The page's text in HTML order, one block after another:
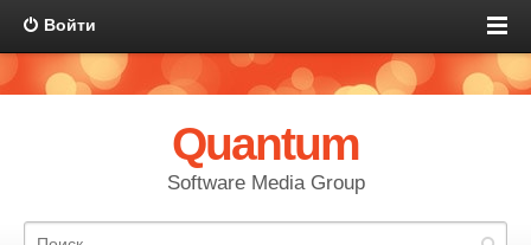
Войти
Quantum
Software Media Group